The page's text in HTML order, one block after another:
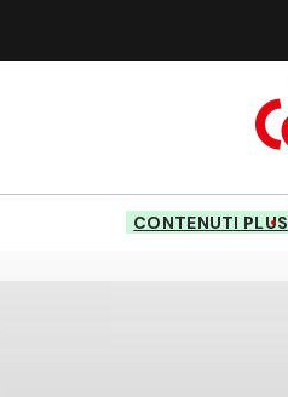
CONTENUTI PLUS